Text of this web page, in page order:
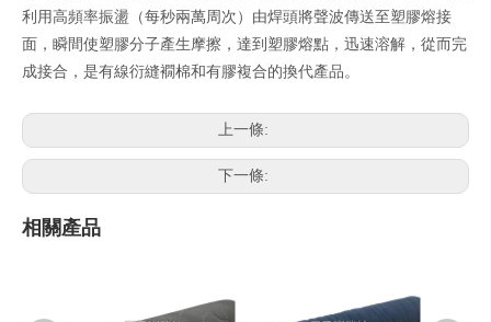
利用高頻率振盪（每秒兩萬周次）由焊頭將聲波傳送至塑膠熔接
面，瞬間使塑膠分子產生摩擦，達到塑膠熔點，迅速溶解，從而完
成接合，是有線衍縫襉棉和有膠複合的換代產品。
上一條:
下一條:
相關產品